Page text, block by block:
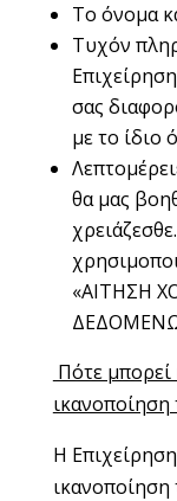
Το όνομα
Τυχόν
σας
με το ίδιο
θα μας
«ΑΙΤΗΣΗ
Πότε μπορεί
Η